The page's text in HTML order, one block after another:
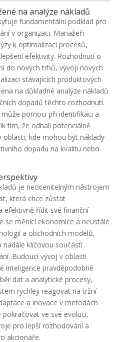
na analýze nákladů
fundamentální podklad pro
v organizaci. Manažeři
k optimalizaci procesů,
efektivity. Rozhodnutí o
do nových trhů, vývoji nových
stávajících produktových
na důkladné analýze nákladů
dopadů těchto rozhodnutí.
pomoci při identifikaci a
tím, že odhalí potenciálně
oblasti, kde mohou být náklady
dopadu na kvalitu nebo
je neocenitelným nástrojem
která chce zůstat
efektivně řídit své finanční
se měnící ekonomice a neustálé
a obchodních modelů,
nadále klíčovou součástí
Budoucí vývoj v oblasti
inteligence pravděpodobně
dat a analytické procesy,
rychleji reagovat na tržní
a inovace v metodách
pokračovat ve své evoluci,
pro lepší rozhodování a
akcionáře.